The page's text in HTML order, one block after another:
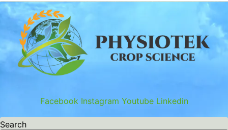
Ir
para
conteúdo
Facebook Instagram Youtube Linkedin
Search